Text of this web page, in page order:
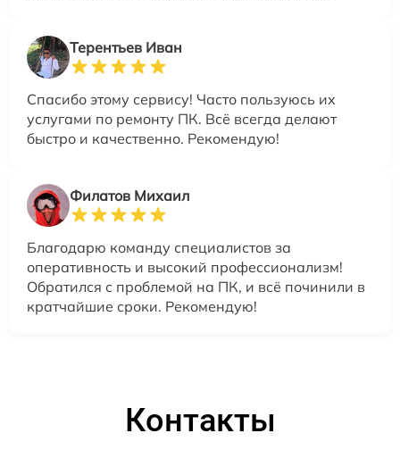
Терентьев Иван
Спасибо этому сервису! Часто пользуюсь их
услугами по ремонту ПК. Всё всегда делают
быстро и качественно. Рекомендую!
Филатов Михаил
Благодарю команду специалистов за
оперативность и высокий профессионализм!
Обратился с проблемой на ПК, и всё починили в
кратчайшие сроки. Рекомендую!
Контакты